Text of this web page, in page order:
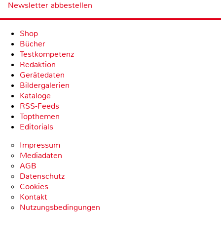
Newsletter abbestellen
Shop
Bücher
Testkompetenz
Redaktion
Gerätedaten
Bildergalerien
Kataloge
RSS-Feeds
Topthemen
Editorials
Impressum
Mediadaten
AGB
Datenschutz
Cookies
Kontakt
Nutzungsbedingungen